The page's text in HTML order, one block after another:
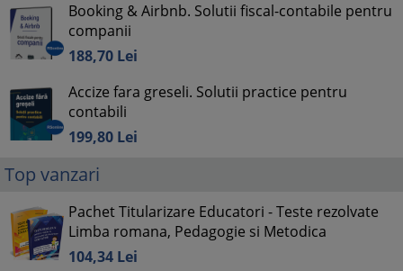
Booking & Airbnb. Solutii fiscal-contabile pentru
companii
188,70 Lei
Accize fara greseli. Solutii practice pentru
contabili
199,80 Lei
Top vanzari
Pachet Titularizare Educatori - Teste rezolvate
Limba romana, Pedagogie si Metodica
104,34 Lei